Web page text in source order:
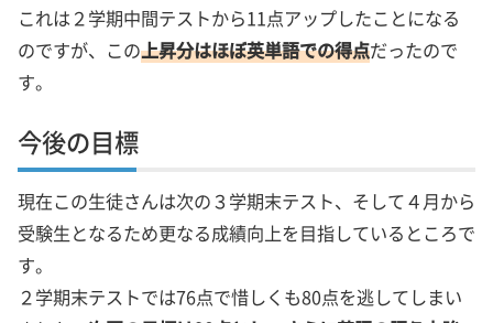
これは２学期中間テストから11点アップしたことになる
のですが、この上昇分はほぼ英単語での得点だったので
す。
今後の目標
現在この生徒さんは次の３学期末テスト、そして４月から
受験生となるため更なる成績向上を目指しているところで
す。
２学期末テストでは76点で惜しくも80点を逃してしまい